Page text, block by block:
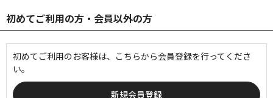
初めてご利用の方・会員以外の方
初めてご利用のお客様は、こちらから会員登録を行ってくださ
い。